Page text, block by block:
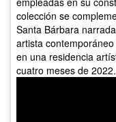
colección se
Santa Bárbara
artista
en una residencia
cuatro meses de 2022.